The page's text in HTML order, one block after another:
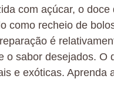
com açúcar, o doce
como recheio de
é
o sabor desejados. O
e exóticas. Aprenda